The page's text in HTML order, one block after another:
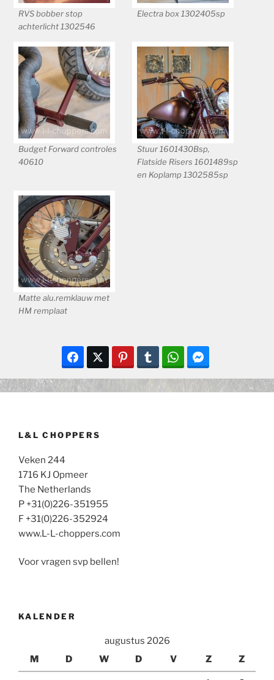
RVS bobber stop
achterlicht 1302546
Electra box 1302405sp
Budget Forward controles
40610
Stuur 1601430Bsp,
Flatside Risers 1601489sp
en Koplamp 1302585sp
Matte alu.remklauw met
HM remplaat
L&L CHOPPERS
Veken 244
1716 KJ Opmeer
The Netherlands
P +31(0)226-351955
F +31(0)226-352924
www.L-L-choppers.com
Voor vragen svp bellen!
KALENDER
augustus 2026
M
D W D V Z Z